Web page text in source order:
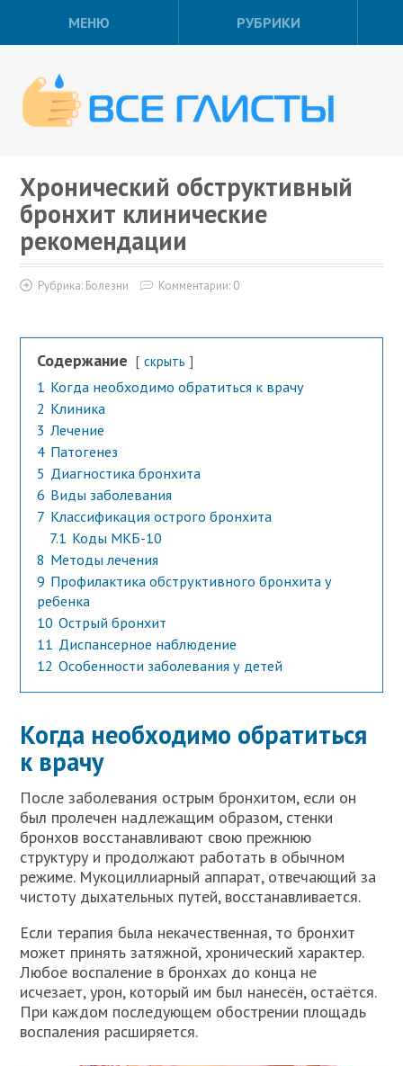
МЕНЮ РУБРИКИ
Хронический обструктивный
бронхит клинические
рекомендации
Рубрика: Болезни Комментарии: 0
Содержание скрыть
1 Когда необходимо обратиться к врачу
2 Клиника
3 Лечение
4 Патогенез
5 Диагностика бронхита
6 Виды заболевания
7 Классификация острого бронхита
7.1 Коды МКБ-10
8 Методы лечения
9 Профилактика обструктивного бронхита у
ребенка
10 Острый бронхит
11 Диспансерное наблюдение
12 Особенности заболевания у детей
Когда необходимо обратиться
к врачу
После заболевания острым бронхитом, если он
был пролечен надлежащим образом, стенки
бронхов восстанавливают свою прежнюю
структуру и продолжают работать в обычном
режиме. Мукоциллиарный аппарат, отвечающий за
чистоту дыхательных путей, восстанавливается.
Если терапия была некачественная, то бронхит
может принять затяжной, хронический характер.
Любое воспаление в бронхах до конца не
исчезает, урон, который им был нанесён, остаётся.
При каждом последующем обострении площадь
воспаления расширяется.